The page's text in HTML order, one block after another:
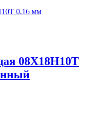
08Х18Н10Т